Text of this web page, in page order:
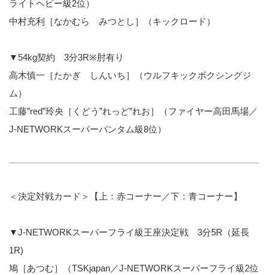
ライトヘビー級2位）
中村充利［なかむら みつとし］（キックロード）
▼54kg契約 3分3R※肘有り
高木慎一［たかぎ しんいち］（ウルフキックボクシングジ
ム）
工藤”red”玲央［くどう”れっど”れお］（ファイヤー高田馬場／
J-NETWORKスーパーバンタム級8位）
＜決定対戦カード＞【上：赤コーナー／下：青コーナー】
▼J-NETWORKスーパーフライ級王座決定戦 3分5R（延長
1R)
鳩［あつむ］（TSKjapan／J-NETWORKスーパーフライ級2位